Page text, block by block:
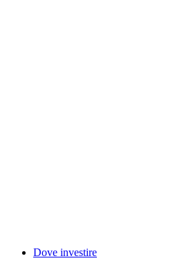
Dove investire